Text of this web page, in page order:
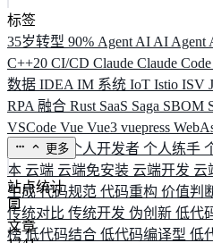
标签
35岁转型 90% Agent AI AI Agent
C++20 CI/CD Claude Claude Code
数据 IDEA IM 系统 IoT Istio ISV
RPA 融合 Rust SaaS Saga SBOM
VSCode Vue Vue3 vuepress
业务连续个人开发者 个人练手
本 云端 云端免安装 云端开发 云
生成代码规范 代码重构 价值判
传统对比 传统开发 伪创新 低代
榜低代码结合 低代码编译型 低
更多
站点统计
文章